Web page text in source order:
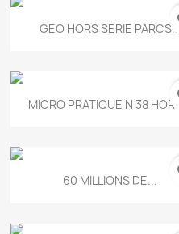
Aperçu rapide
GEO HORS SERIE
Aperçu rapide
MICRO PRATIQUE N 38
Aperçu rapide
60 MILLIONS DE...